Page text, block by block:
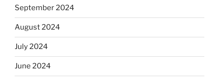
September 2024
August 2024
July 2024
June 2024